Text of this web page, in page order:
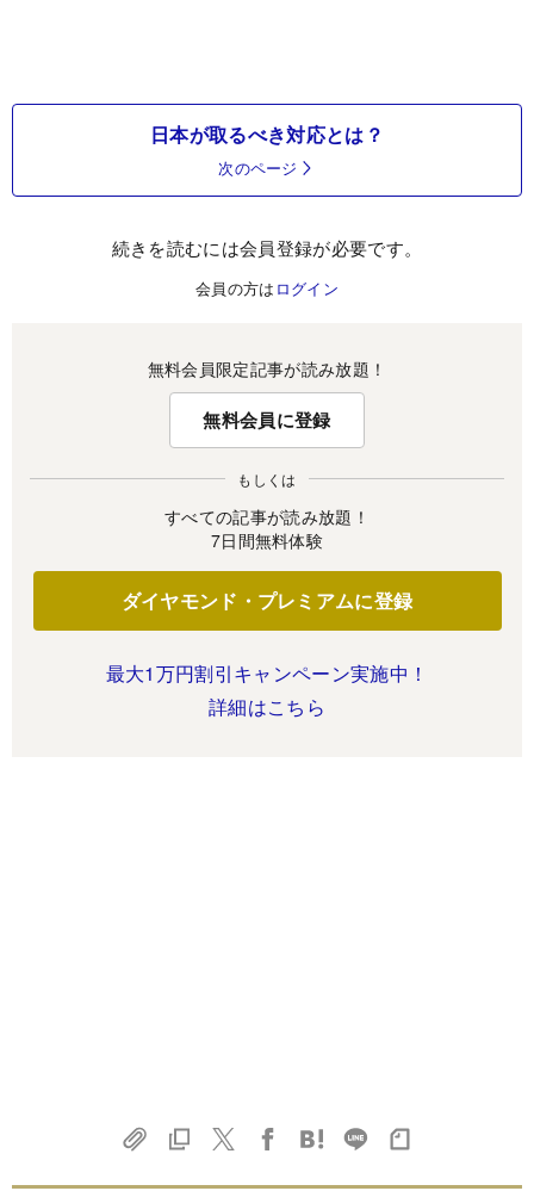
日本が取るべき対応とは？
次のページ
続きを読むには会員登録が必要です。
会員の方は ログイン
無料会員限定記事が読み放題！
無料会員に登録
もしくは
すべての記事が読み放題！
7日間無料体験
ダイヤモンド・プレミアムに登録
最大1万円割引キャンペーン実施中！
詳細はこちら